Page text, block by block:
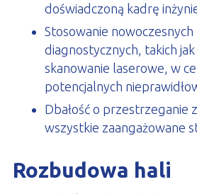
doświadczoną kadrę
Stosowanie
diagnostycznych, takich
skanowanie laserowe, w
potencjalnych
Dbałość o przestrzeganie
wszystkie zaangażowane
Rozbudowa hali